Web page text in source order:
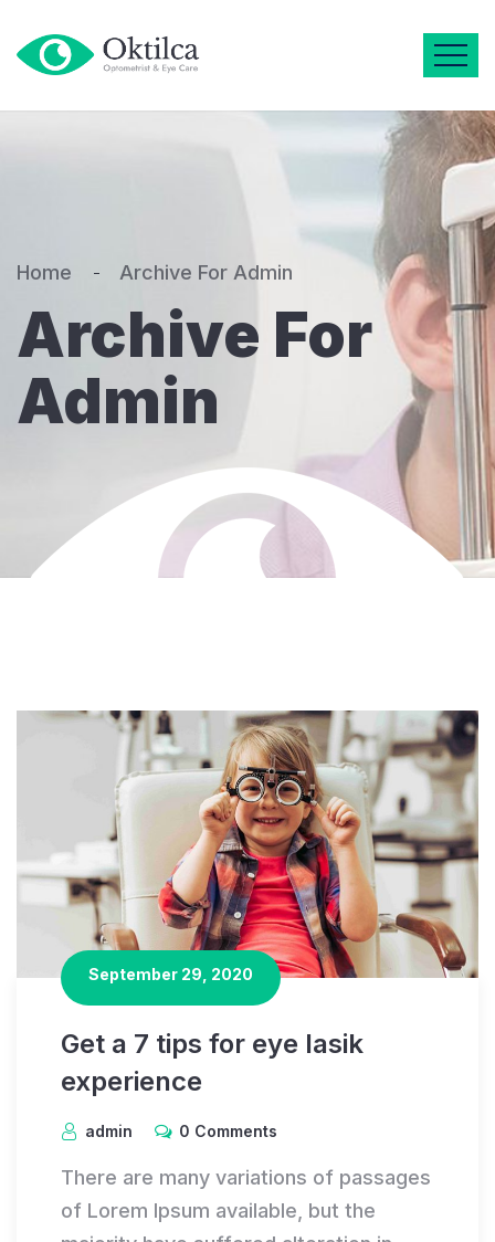
Home Archive For Admin
Archive For
Admin
September 29, 2020
Get a 7 tips for eye lasik
experience
admin 0 Comments
There are many variations of passages
of Lorem Ipsum available, but the